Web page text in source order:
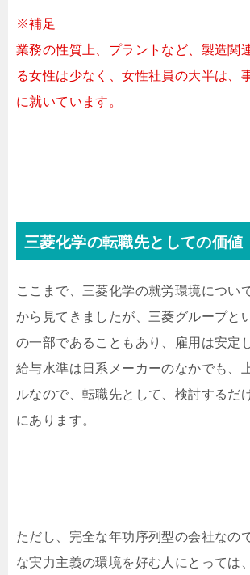
※補足
業務の性質上、プラントなど、製造関
る女性は少なく、女性社員の大半は、
に就いています。
三菱化学の転職先としての価値
ここまで、三菱化学の就労環境につい
から見てきましたが、三菱グループと
の一部であることもあり、雇用は安定
給与水準は日系メーカーのなかでも、
ルなので、転職先として、検討するだ
にあります。
ただし、完全な年功序列型の会社なの
な実力主義の環境を好む人にとっては